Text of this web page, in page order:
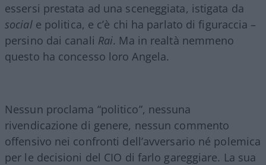
essersi prestata ad una sceneggiata, istigata da
sociale politica, e c’è chi ha parlato di figuraccia –
persino dai canali Rai. Ma in realtà nemmeno
questo ha concesso loro Angela.
Nessun proclama “politico”, nessuna
rivendicazione di genere, nessun commento
offensivo nei confronti dell’avversario né polemica
per le decisioni del CIO di farlo gareggiare. La sua